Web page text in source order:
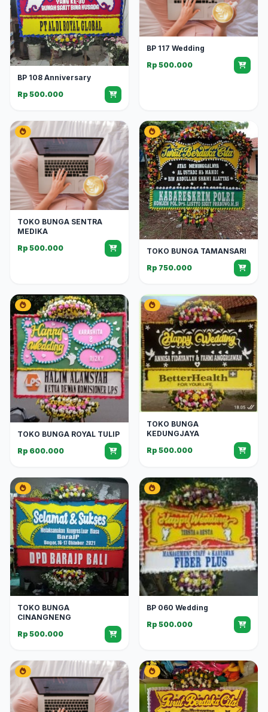
BP 108 Anniversary
Rp 500.000
BP 117 Wedding
Rp 500.000
TOKO BUNGA SENTRA
MEDIKA
Rp 500.000
TOKO BUNGA TAMANSARI
Rp 750.000
TOKO BUNGA ROYAL TULIP
Rp 600.000
TOKO BUNGA
KEDUNGJAYA
Rp 500.000
TOKO BUNGA
CINANGNENG
Rp 500.000
BP 060 Wedding
Rp 500.000